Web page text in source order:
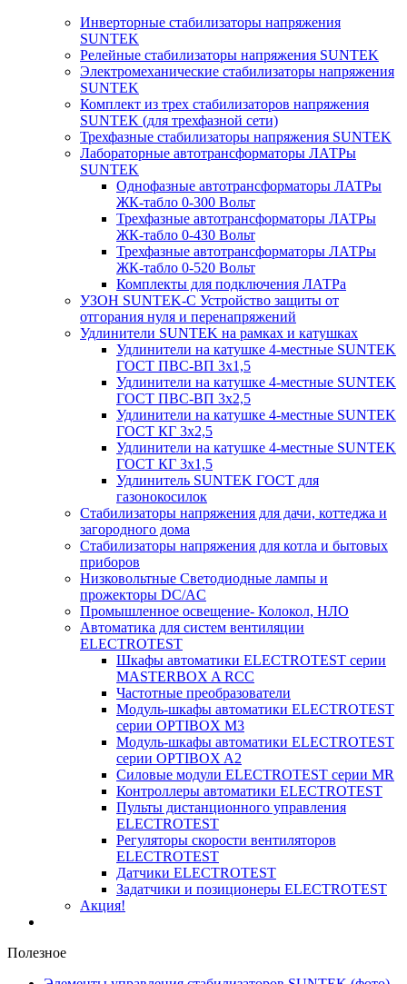
Инверторные стабилизаторы напряжения
SUNTEK
Релейные стабилизаторы напряжения SUNTEK
Электромеханические стабилизаторы напряжения
SUNTEK
Комплект из трех стабилизаторов напряжения
SUNTEK (для трехфазной сети)
Трехфазные стабилизаторы напряжения SUNTEK
Лабораторные автотрансформаторы ЛАТРы
SUNTEK
Однофазные автотрансформаторы ЛАТРы
ЖК-табло 0-300 Вольт
Трехфазные автотрансформаторы ЛАТРы
ЖК-табло 0-430 Вольт
Трехфазные автотрансформаторы ЛАТРы
ЖК-табло 0-520 Вольт
Комплекты для подключения ЛАТРа
УЗОН SUNTEK-C Устройство защиты от
отгорания нуля и перенапряжений
Удлинители SUNTEK на рамках и катушках
Удлинители на катушке 4-местные SUNTEK
ГОСТ ПВС-ВП 3х1,5
Удлинители на катушке 4-местные SUNTEK
ГОСТ ПВС-ВП 3х2,5
Удлинители на катушке 4-местные SUNTEK
ГОСТ КГ 3х2,5
Удлинители на катушке 4-местные SUNTEK
ГОСТ КГ 3х1,5
Удлинитель SUNTEK ГОСТ для
газонокосилок
Стабилизаторы напряжения для дачи, коттеджа и
загородного дома
Стабилизаторы напряжения для котла и бытовых
приборов
Низковольтные Светодиодные лампы и
прожекторы DC/AC
Промышленное освещение- Колокол, НЛО
Автоматика для систем вентиляции
ELECTROTEST
Шкафы автоматики ELECTROTEST серии
MASTERBOX A RCC
Частотные преобразователи
Модуль-шкафы автоматики ELECTROTEST
серии OPTIBOX M3
Модуль-шкафы автоматики ELECTROTEST
серии OPTIBOX A2
Силовые модули ELECTROTEST серии MR
Контроллеры автоматики ELECTROTEST
Пульты дистанционного управления
ELECTROTEST
Регуляторы скорости вентиляторов
ELECTROTEST
Датчики ELECTROTEST
Задатчики и позиционеры ELECTROTEST
Акция!
Полезное